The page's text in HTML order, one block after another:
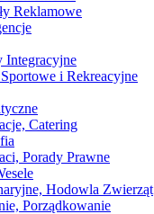
Reklamowe
Integracyjne
i Rekreacyjne
Catering
Porady Prawne
Hodowla Zwierząt
Porządkowanie